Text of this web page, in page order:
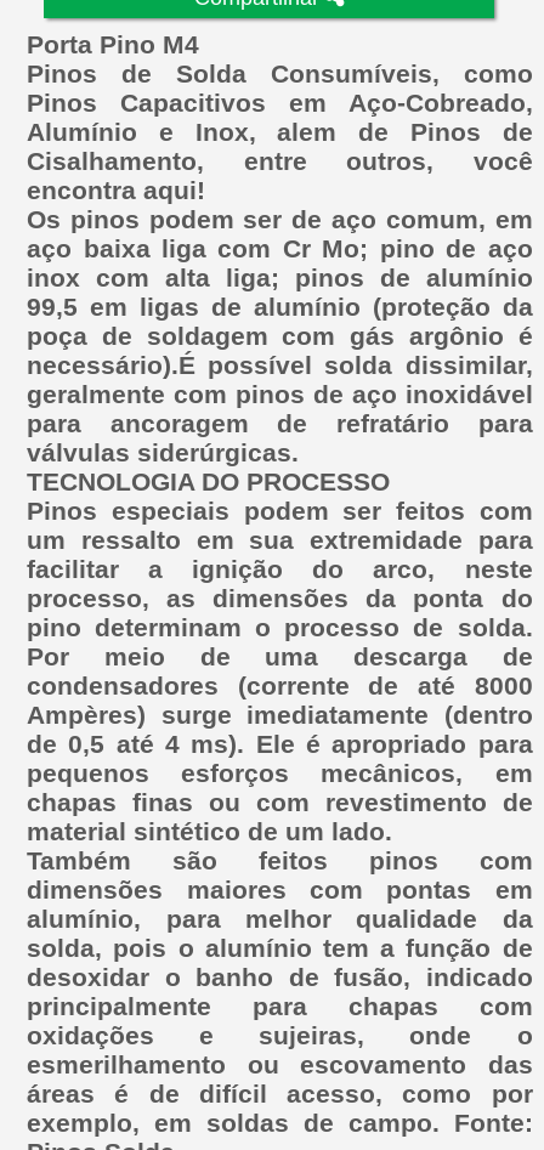
Porta Pino M4
Pinos de Solda Consumíveis, como
Pinos Capacitivos em Aço-Cobreado,
Alumínio e Inox, alem de Pinos de
Cisalhamento, entre outros, você
encontra aqui!
Os pinos podem ser de aço comum, em
aço baixa liga com Cr Mo; pino de aço
inox com alta liga; pinos de alumínio
99,5 em ligas de alumínio (proteção da
poça de soldagem com gás argônio é
necessário).É possível solda dissimilar,
geralmente com pinos de aço inoxidável
para ancoragem de refratário para
válvulas siderúrgicas.
TECNOLOGIA DO PROCESSO
Pinos especiais podem ser feitos com
um ressalto em sua extremidade para
facilitar a ignição do arco, neste
processo, as dimensões da ponta do
pino determinam o processo de solda.
Por meio de uma descarga de
condensadores (corrente de até 8000
Ampères) surge imediatamente (dentro
de 0,5 até 4 ms). Ele é apropriado para
pequenos esforços mecânicos, em
chapas finas ou com revestimento de
material sintético de um lado.
Também são feitos pinos com
dimensões maiores com pontas em
alumínio, para melhor qualidade da
solda, pois o alumínio tem a função de
desoxidar o banho de fusão, indicado
principalmente para chapas com
oxidações e sujeiras, onde o
esmerilhamento ou escovamento das
áreas é de difícil acesso, como por
exemplo, em soldas de campo. Fonte: